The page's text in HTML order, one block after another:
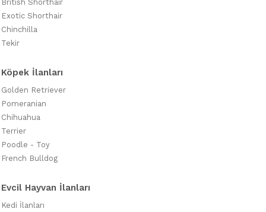
British Shorthair
Exotic Shorthair
Chinchilla
Tekir
Köpek İlanları
Golden Retriever
Pomeranian
Chihuahua
Terrier
Poodle - Toy
French Bulldog
Evcil Hayvan İlanları
Kedi İlanları